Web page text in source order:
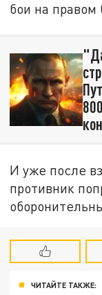
бои на правом
И уже после
противник
ЧИТАЙТЕ ТАКЖЕ: